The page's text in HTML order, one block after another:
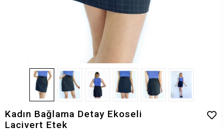
Kadın Bağlama Detay Ekoseli
Lacivert Etek